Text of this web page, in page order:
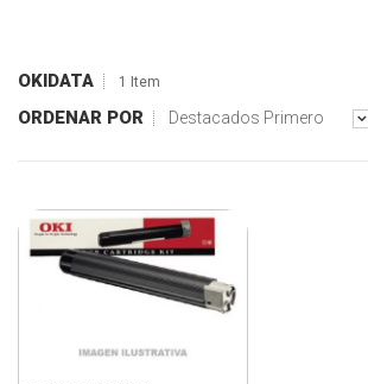
OKIDATA 1 Item
ORDENAR POR Destacados Primero